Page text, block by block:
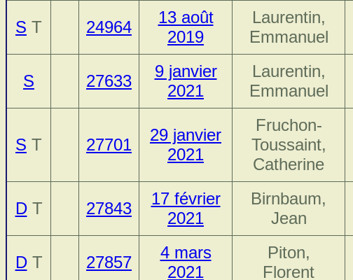
S T 24964
13 août
2019
Laurentin,
Emmanuel
S 27633
9 janvier
2021
Laurentin,
Emmanuel
S T 27701
29 janvier
2021
Fruchon-
Toussaint,
Catherine
DT 27843
17 février
2021
Birnbaum,
Jean
DT 27857
4 mars
2021
Piton,
Florent